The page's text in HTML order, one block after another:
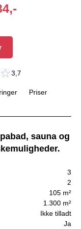
3,7
Priser
sauna og
3
2
105 m²
1.300 m²
Ikke tilladt
Ja